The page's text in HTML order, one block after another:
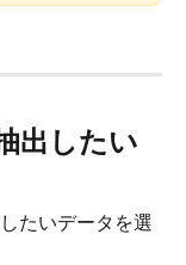
出したい
たいデータを選